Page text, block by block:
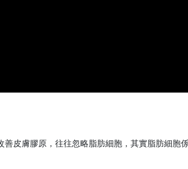
皮膚膠原，往往忽略脂肪細胞，其實脂肪細胞